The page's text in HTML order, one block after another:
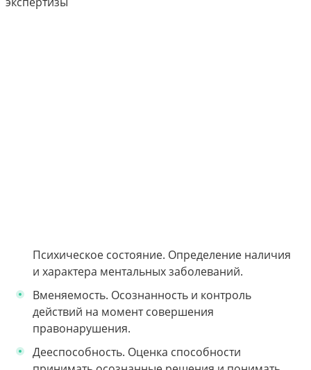
Психическое состояние. Определение наличия
и характера ментальных заболеваний.
Вменяемость. Осознанность и контроль
действий на момент совершения
правонарушения.
Дееспособность. Оценка способности